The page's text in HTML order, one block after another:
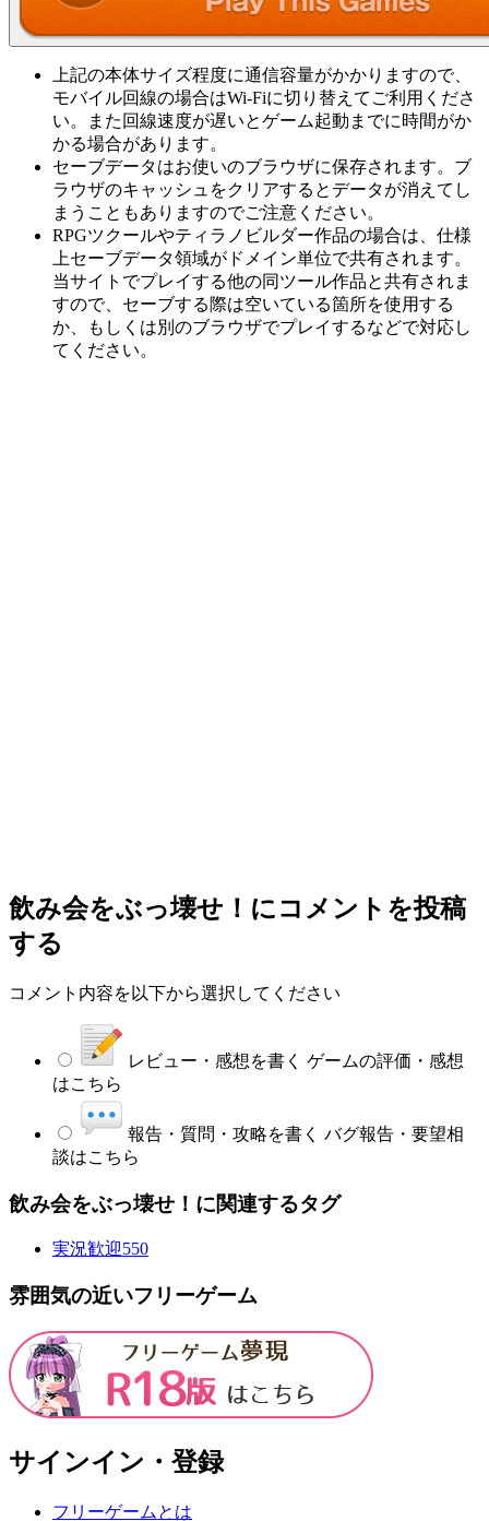
上記の本体サイズ程度に通信容量がかかりますので、
モバイル回線の場合はWi-Fiに切り替えてご利用くださ
い。また回線速度が遅いとゲーム起動までに時間がか
かる場合があります。
セーブデータはお使いのブラウザに保存されます。ブ
ラウザのキャッシュをクリアするとデータが消えてし
まうこともありますのでご注意ください。
RPGツクールやティラノビルダー作品の場合は、仕様
上セーブデータ領域がドメイン単位で共有されます。
当サイトでプレイする他の同ツール作品と共有されま
すので、セーブする際は空いている箇所を使用する
か、もしくは別のブラウザでプレイするなどで対応し
てください。
飲み会をぶっ壊せ！ にコメントを投稿
する
コメント内容を以下から選択してください
レビュー・感想を書く ゲームの評価・感想
はこちら
報告・質問・攻略を書く バグ報告・要望相
談はこちら
飲み会をぶっ壊せ！に関連するタグ
実況歓迎550
雰囲気の近いフリーゲーム
サインイン・登録
フリーゲームとは